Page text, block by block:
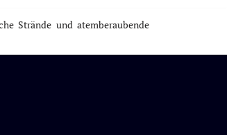
Strände und atemberaubende